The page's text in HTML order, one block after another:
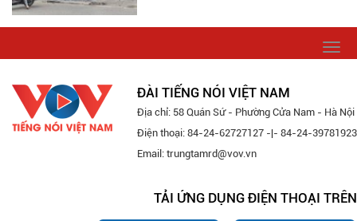
ĐÀI TIẾNG NÓI VIỆT NAM
Địa chỉ: 58 Quán Sứ - Phường Cửa Nam - Hà Nội
Điện thoại: 84-24-62727127 -|- 84-24-39781923
Email: trungtamrd@vov.vn
TẢI ỨNG DỤNG ĐIỆN THOẠI TRÊN